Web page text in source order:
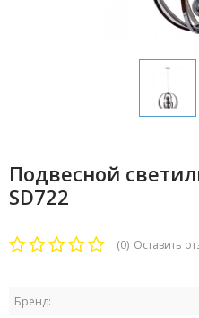
Подвесной
SD722
(0) Оставить
Бренд: